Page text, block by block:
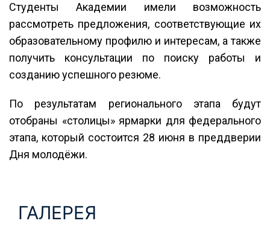
Студенты Академии имели возможность
рассмотреть предложения, соответствующие их
образовательному профилю и интересам, а также
получить консультации по поиску работы и
созданию успешного резюме.
По результатам регионального этапа будут
отобраны «столицы» ярмарки для федерального
этапа, который состоится 28 июня в преддверии
Дня молодёжи.
ГАЛЕРЕЯ